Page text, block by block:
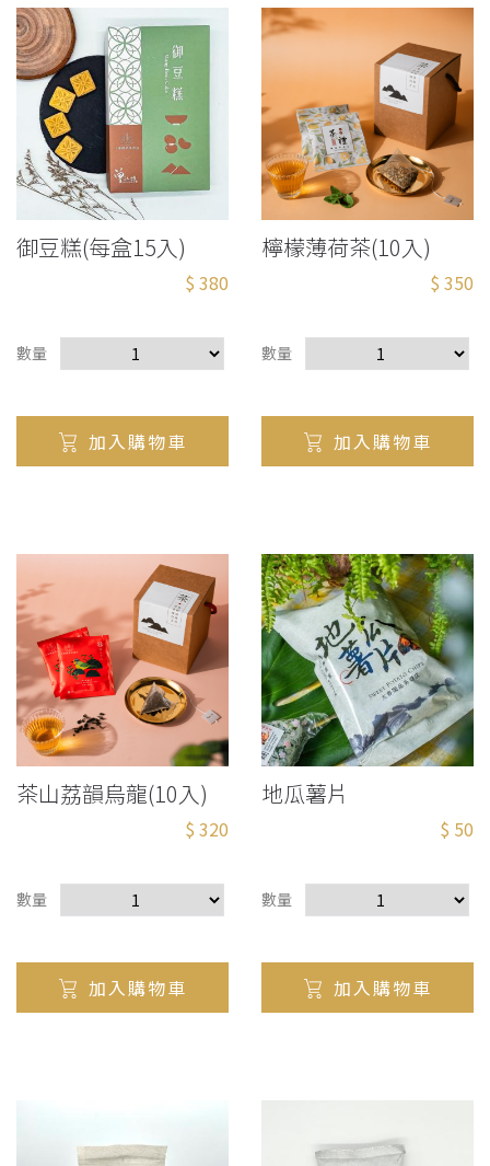
御豆糕(每盒15入)
$ 380
數量
加入購物車
檸檬薄荷茶(10入)
$ 350
數量
加入購物車
茶山荔韻烏龍(10入)
$ 320
數量
加入購物車
地瓜薯片
$ 50
數量
加入購物車